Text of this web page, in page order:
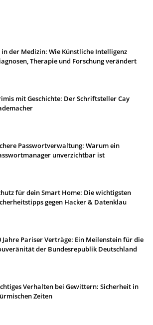
in der Medizin: Wie Künstliche Intelligenz
Therapie und Forschung verändert
mit Geschichte: Der Schriftsteller Cay
Passwortverwaltung: Warum ein
unverzichtbar ist
für dein Smart Home: Die wichtigsten
gegen Hacker & Datenklau
Jahre Pariser Verträge: Ein Meilenstein für die
der Bundesrepublik Deutschland
Verhalten bei Gewittern: Sicherheit in
Zeiten